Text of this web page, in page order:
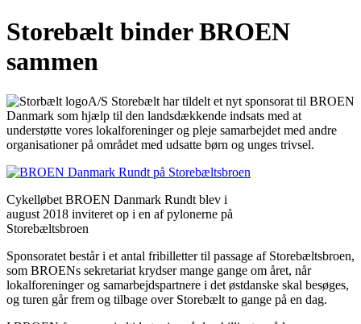
Storebælt binder BROEN
sammen
A/S Storebælt har tildelt et nyt sponsorat til BROEN
Danmark som hjælp til den landsdækkende indsats med at
understøtte vores lokalforeninger og pleje samarbejdet med andre
organisationer på området med udsatte børn og unges trivsel.
Cykelløbet BROEN Danmark Rundt blev i
august 2018 inviteret op i en af pylonerne på
Storebæltsbroen
Sponsoratet består i et antal fribilletter til passage af Storebæltsbroen,
som BROENs sekretariat krydser mange gange om året, når
lokalforeninger og samarbejdspartnere i det østdanske skal besøges,
og turen går frem og tilbage over Storebælt to gange på en dag.